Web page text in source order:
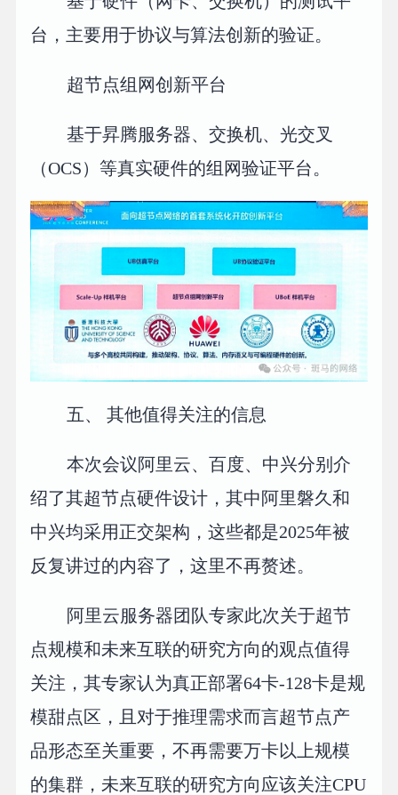
台，主要用于协议与算法创新的验证。
超节点组网创新平台
基于昇腾服务器、交换机、光交叉
（OCS）等真实硬件的组网验证平台。
五、 其他值得关注的信息
本次会议阿里云、百度、中兴分别介
绍了其超节点硬件设计，其中阿里磐久和
中兴均采用正交架构，这些都是2025年被
反复讲过的内容了，这里不再赘述。
阿里云服务器团队专家此次关于超节
点规模和未来互联的研究方向的观点值得
关注，其专家认为真正部署64卡-128卡是规
模甜点区，且对于推理需求而言超节点产
品形态至关重要，不再需要万卡以上规模
的集群，未来互联的研究方向应该关注CPU